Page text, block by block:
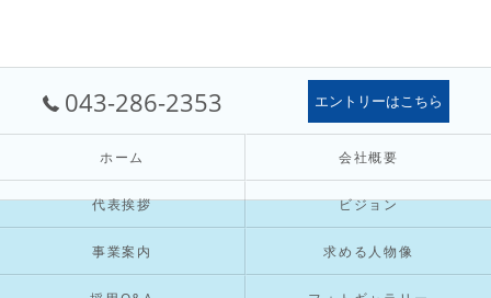
043-286-2353 エントリーはこちら
ホーム 会社概要
代表挨拶 ビジョン
事業案内 求める人物像